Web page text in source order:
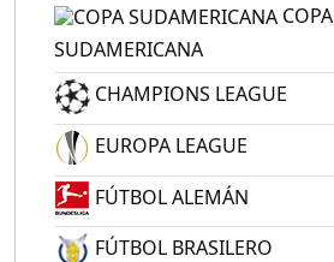
COPA
SUDAMERICANA
CHAMPIONS LEAGUE
EUROPA LEAGUE
FÚTBOL ALEMÁN
FÚTBOL BRASILERO